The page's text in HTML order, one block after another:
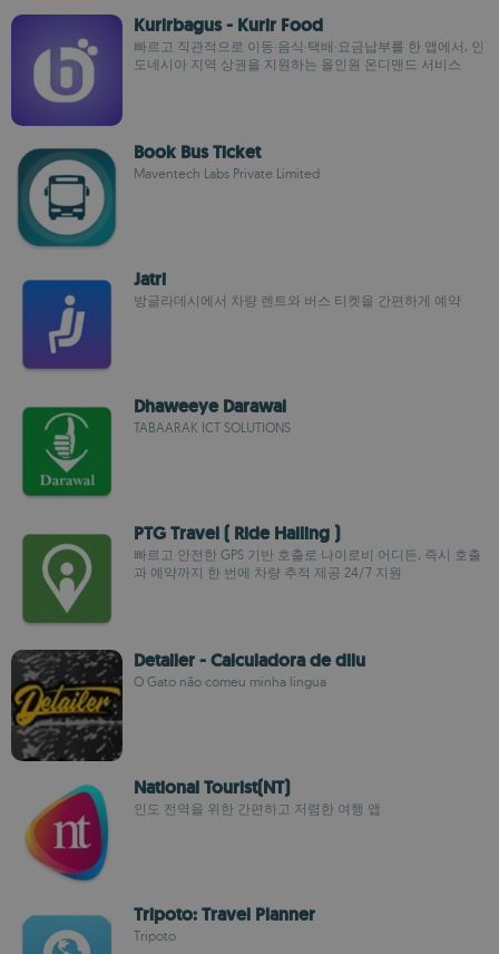
Kurirbagus - Kurir Food
빠르고 직관적으로 이동·음식·택배·요금납부를 한 앱에서, 인
도네시아 지역 상권을 지원하는 올인원 온디맨드 서비스
Book Bus Ticket
Maventech Labs Private Limited
Jatri
방글라데시에서 차량 렌트와 버스 티켓을 간편하게 예약
Dhaweeye Darawal
TABAARAK ICT SOLUTIONS
PTG Travel ( Ride Hailing )
빠르고 안전한 GPS 기반 호출로 나이로비 어디든, 즉시 호출
과 예약까지 한 번에 차량 추적 제공 24/7 지원
Detailer - Calculadora de dilu
O Gato não comeu minha lingua
National Tourist(NT)
인도 전역을 위한 간편하고 저렴한 여행 앱
Tripoto: Travel Planner
Tripoto